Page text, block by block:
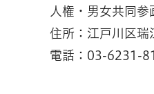
人権・男女共同
住所：江戸川区
電話：03-6231-